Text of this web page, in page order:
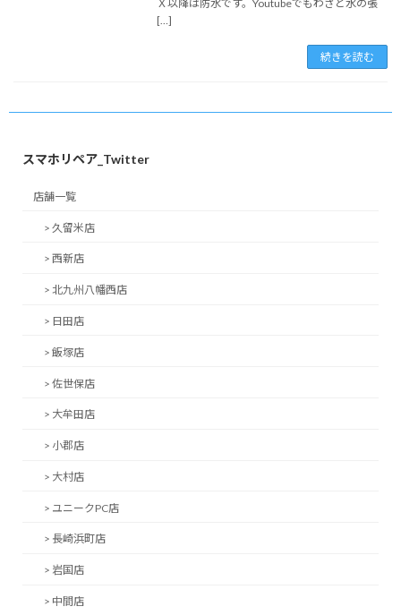
Ｘ以降は防水です。Youtubeでもわざと水の張
[…]
続きを読む
スマホリペア_Twitter
店舗一覧
> 久留米店
> 西新店
> 北九州八幡西店
> 日田店
> 飯塚店
> 佐世保店
> 大牟田店
> 小郡店
> 大村店
> ユニークPC店
> 長崎浜町店
> 岩国店
> 中間店